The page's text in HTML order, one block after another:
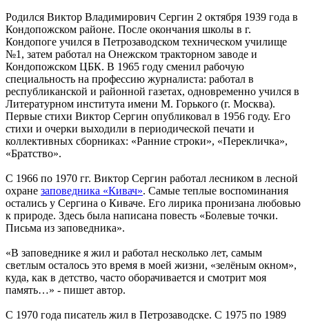
Родился Виктор Владимирович Сергин 2 октября 1939 года в
Кондопожском районе. После окончания школы в г.
Кондопоге учился в Петрозаводском техническом училище
№1, затем работал на Онежском тракторном заводе и
Кондопожском ЦБК. В 1965 году сменил рабочую
специальность на профессию журналиста: работал в
республиканской и районной газетах, одновременно учился в
Литературном института имени М. Горького (г. Москва).
Первые стихи Виктор Сергин опубликовал в 1956 году. Его
стихи и очерки выходили в периодической печати и
коллективных сборниках: «Ранние строки», «Перекличка»,
«Братство».
С 1966 по 1970 гг. Виктор Сергин работал лесником в лесной
охране заповедника «Кивач». Самые теплые воспоминания
остались у Сергина о Киваче. Его лирика пронизана любовью
к природе. Здесь была написана повесть «Болевые точки.
Письма из заповедника».
«В заповеднике я жил и работал несколько лет, самым
светлым осталось это время в моей жизни, «зелёным окном»,
куда, как в детство, часто оборачивается и смотрит моя
память…» - пишет автор.
С 1970 года писатель жил в Петрозаводске. С 1975 по 1989